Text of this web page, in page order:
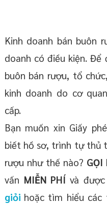
Kinh doanh bán buôn
doanh có điều kiện.
buôn bán rượu, tổ
kinh doanh do cơ
cấp.
Bạn muốn xin Giấy
biết hồ sơ, trình tự thủ
rượu như thế nào? GỌI
vấn MIỄN PHÍvà
giỏi hoặc tìm hiểu các